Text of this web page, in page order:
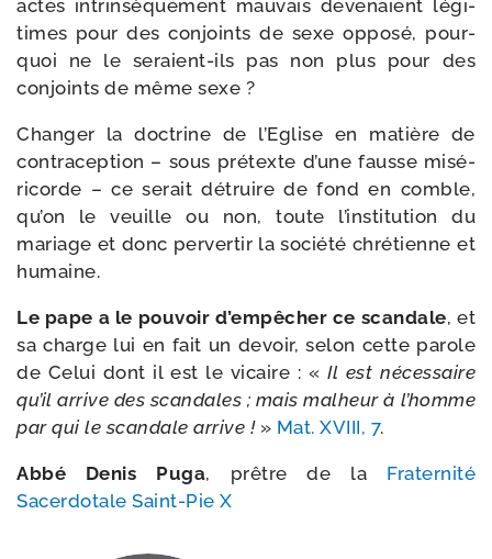
actes intrin­sè­que­ment mau­vais deve­naient légi­
times pour des conjoints de sexe oppo­sé, pour­
quoi ne le seraient-​ils pas non plus pour des
conjoints de même sexe ?
Changer la doc­trine de l’Eglise en matière de
contra­cep­tion – sous pré­texte d’une fausse misé­
ri­corde – ce serait détruire de fond en comble,
qu’on le veuille ou non, toute l’institution du
mariage et donc per­ver­tir la socié­té chré­tienne et
humaine.
Le pape a le pou­voir d’empêcher ce scan­dale, et
sa charge lui en fait un devoir, selon cette parole
de Celui dont il est le vicaire : «Il est néces­saire
qu’il arrive des scan­dales ; mais mal­heur à l’homme
par qui le scan­dale arrive !» Mat. XVIII, 7.
Abbé Denis Puga, prêtre de la Fraternité
Sacerdotale Saint-​Pie X